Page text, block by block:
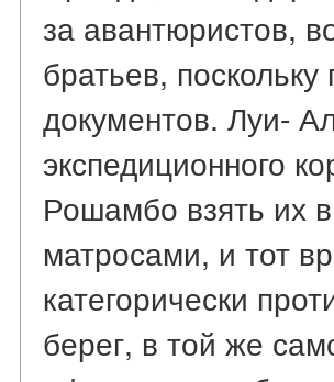
за авантюристов,
братьев,
документов. Луи-
экспедиционного
Рошамбо взять их
матросами, и тот
категорически
берег, в той же